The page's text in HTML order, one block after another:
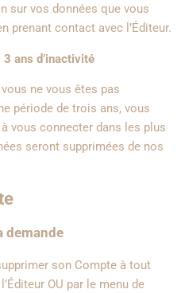
sur vos données que vous
prenant contact avec l’Éditeur.
ans d’inactivité
ne vous êtes pas
période de trois ans, vous
vous connecter dans les plus
seront supprimées de nos
demande
son Compte à tout
OU par le menu de